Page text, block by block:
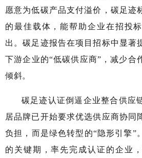
愿意为低碳产品支付溢价，碳足迹
的最佳载体，能帮助企业在招投
出。碳足迹报告在项目招标中显著
下游企业的“低碳供应商”，减少合
倾斜。
碳足迹认证倒逼企业整合供应
居品牌已开始要求优选供应商协同
负担，而是绿色转型的“隐形引擎”
的关键期，率先完成认证的企业